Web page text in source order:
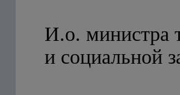
И.о. министра
и